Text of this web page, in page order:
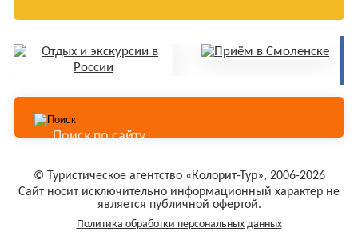
© Туристическое агентство «Колорит-Тур», 2006-2026
Сайт носит исключительно информационный характер не
является публичной офертой.
Политика обработки персональных данных